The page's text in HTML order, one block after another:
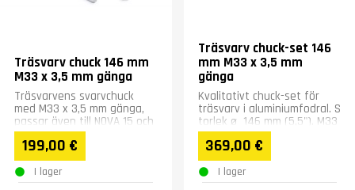
Träsvarv chuck 146 mm
M33 x 3,5 mm gänga
Träsvarvens svarvchuck
med M33 x 3,5 mm gänga,
passar även till NOVA 15 och
MCF-1000 träsvarv.
199,00 €
I lager
Träsvarv chuck-set 146
mm M33 x 3,5 mm
gänga
Kvalitativt chuck-set för
träsvarv i aluminiumfodral. S
torlek ø 146 mm (5,5"). M33
x 3,5 mm gänga....
369,00 €
I lager